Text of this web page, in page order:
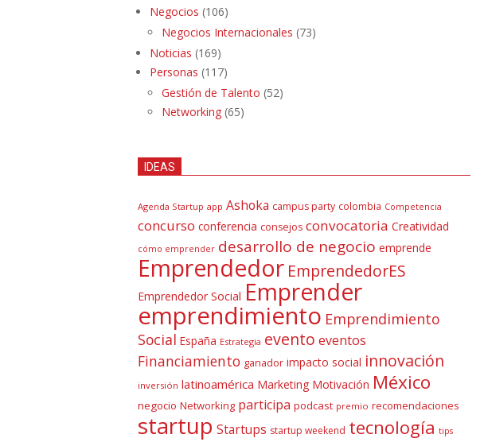
Negocios (106)
Negocios Internacionales (73)
Noticias (169)
Personas (117)
Gestión de Talento (52)
Networking (65)
IDEAS
Agenda Startup app Ashoka campus party colombia Competencia
concurso conferencia consejos convocatoria Creatividad
cómo emprender desarrollo de negocio emprende
Emprendedor EmprendedorES
Emprendedor Social Emprender
emprendimiento Emprendimiento
Social España Estrategia evento eventos
Financiamiento ganador impacto social innovación
inversión latinoamérica Marketing Motivación México
negocio Networking participa podcast premio recomendaciones
startup Startups startup weekend tecnología tips